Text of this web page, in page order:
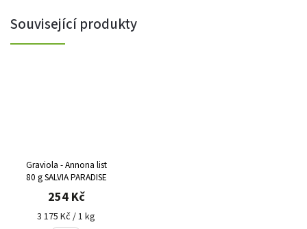
Související produkty
Graviola - Annona list
80 g SALVIA PARADISE
254 Kč
3 175 Kč / 1 kg